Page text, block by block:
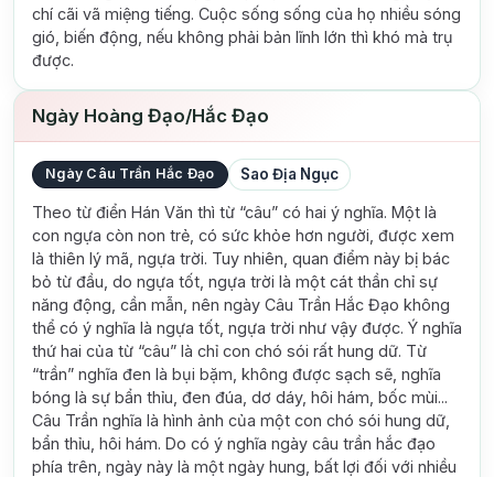
chí cãi vã miệng tiếng. Cuộc sống sống của họ nhiều sóng
gió, biến động, nếu không phải bản lĩnh lớn thì khó mà trụ
được.
Ngày Hoàng Đạo/Hắc Đạo
Ngày Câu Trần Hắc Đạo Sao Địa Ngục
Theo từ điển Hán Văn thì từ “câu” có hai ý nghĩa. Một là
con ngựa còn non trẻ, có sức khỏe hơn người, được xem
là thiên lý mã, ngựa trời. Tuy nhiên, quan điểm này bị bác
bỏ từ đầu, do ngựa tốt, ngựa trời là một cát thần chỉ sự
năng động, cần mẫn, nên ngày Câu Trần Hắc Đạo không
thể có ý nghĩa là ngựa tốt, ngựa trời như vậy được. Ý nghĩa
thứ hai của từ “câu” là chỉ con chó sói rất hung dữ. Từ
“trần” nghĩa đen là bụi bặm, không được sạch sẽ, nghĩa
bóng là sự bẩn thỉu, đen đúa, dơ dáy, hôi hám, bốc mùi...
Câu Trần nghĩa là hình ảnh của một con chó sói hung dữ,
bẩn thỉu, hôi hám. Do có ý nghĩa ngày câu trần hắc đạo
phía trên, ngày này là một ngày hung, bất lợi đối với nhiều